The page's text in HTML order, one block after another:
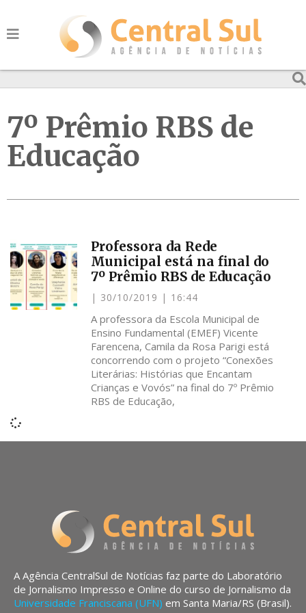
7º Prêmio RBS de
Educação
Professora da Rede
Municipal está na final do
7º Prêmio RBS de Educação
30/10/2019 16:44
A professora da Escola Municipal de
Ensino Fundamental (EMEF) Vicente
Farencena, Camila da Rosa Parigi está
concorrendo com o projeto “Conexões
Literárias: Histórias que Encantam
Crianças e Vovós” na final do 7º Prêmio
RBS de Educação,
A Agência CentralSul de Notícias faz parte do Laboratório
de Jornalismo Impresso e Online do curso de Jornalismo da
Universidade Franciscana (UFN) em Santa Maria/RS (Brasil).